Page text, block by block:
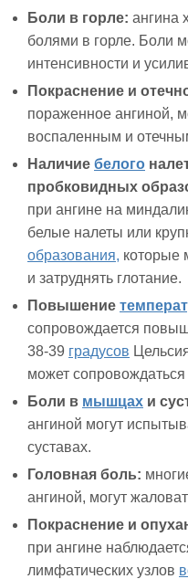
Боли в горле: ангина
болями в горле. Боли
интенсивности и
Покраснение и
пораженное ангиной,
воспаленным и
Наличие белого
пробковидных
при ангине на
белые налеты или
образования, которые
и затруднять глотание.
Повышение
сопровождается
38-39 градусов
может
Боли в мышцах и
ангиной могут
суставах.
Головная боль:
ангиной, могут
Покраснение и
при ангине
лимфатических узлов